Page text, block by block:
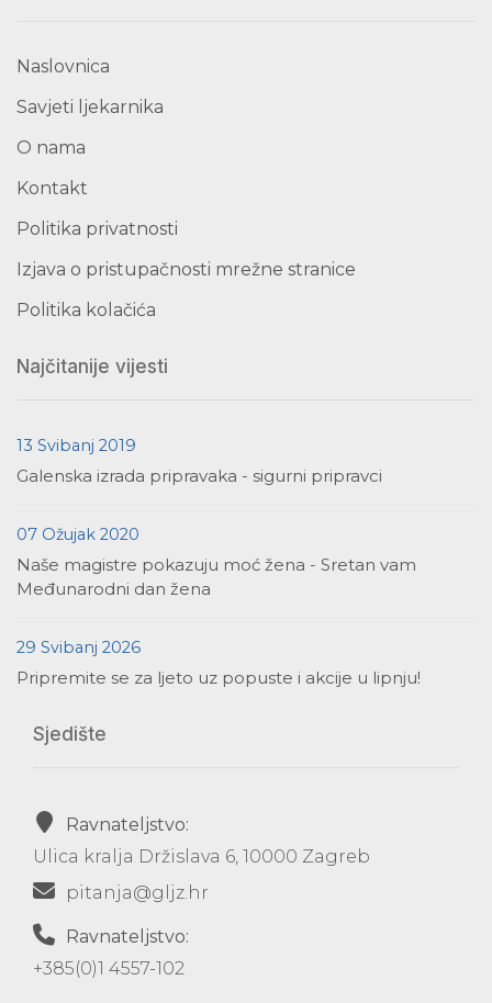
Naslovnica
Savjeti ljekarnika
O nama
Kontakt
Politika privatnosti
Izjava o pristupačnosti mrežne stranice
Politika kolačića
Najčitanije vijesti
13 Svibanj 2019
Galenska izrada pripravaka - sigurni pripravci
07 Ožujak 2020
Naše magistre pokazuju moć žena - Sretan vam
Međunarodni dan žena
29 Svibanj 2026
Pripremite se za ljeto uz popuste i akcije u lipnju!
Sjedište
Ravnateljstvo:
Ulica kralja Držislava 6, 10000 Zagreb
pitanja@gljz.hr
Ravnateljstvo:
+385(0)1 4557-102